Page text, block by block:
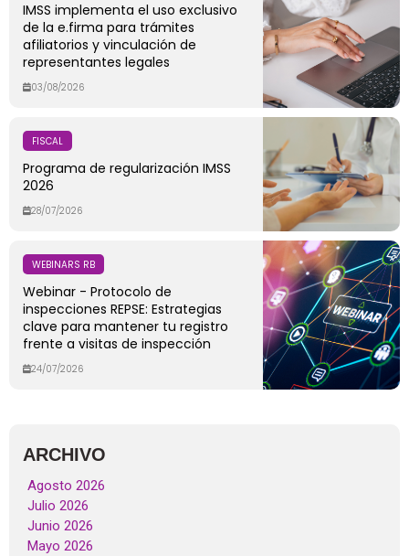
IMSS implementa el uso exclusivo
de la e.firma para trámites
afiliatorios y vinculación de
representantes legales
03/08/2026
FISCAL
Programa de regularización IMSS
2026
28/07/2026
WEBINARS RB
Webinar - Protocolo de
inspecciones REPSE: Estrategias
clave para mantener tu registro
frente a visitas de inspección
24/07/2026
ARCHIVO
Agosto 2026
Julio 2026
Junio 2026
Mayo 2026